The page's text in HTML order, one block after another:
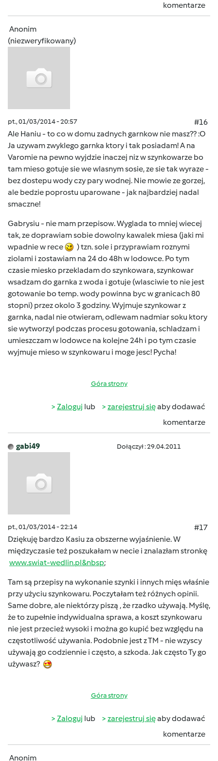
komentarze
Anonim
(niezweryfikowany)
pt., 01/03/2014 - 20:57
#16
Ale Haniu - to co w domu zadnych garnkow nie masz?? :O
Ja uzywam zwyklego garnka ktory i tak posiadam! A na
Varomie na pewno wyjdzie inaczej niz w szynkowarze bo
tam mieso gotuje sie we wlasnym sosie, ze sie tak wyraze -
bez dostepu wody czy pary wodnej. Nie mowie ze gorzej,
ale bedzie poprostu uparowane - jak najbardziej nadal
smaczne!
Gabrysiu - nie mam przepisow. Wyglada to mniej wiecej
tak, ze doprawiam sobie dowolny kawalek miesa (jaki mi
wpadnie w rece
) tzn. sole i przyprawiam roznymi
ziolami i zostawiam na 24 do 48h w lodowce. Po tym
czasie miesko przekladam do szynkowara, szynkowar
wsadzam do garnka z woda i gotuje (wlasciwie to nie jest
gotowanie bo temp. wody powinna byc w granicach 80
stopni) przez okolo 3 godziny. Wyjmuje szynkowar z
garnka, nadal nie otwieram, odlewam nadmiar soku ktory
sie wytworzyl podczas procesu gotowania, schladzam i
umieszczam w lodowce na kolejne 24h i po tym czasie
wyjmuje mieso w szynkowaru i moge jesc! Pycha!
Góra strony
Zaloguj lub zarejestruj sięaby dodawać
komentarze
gabi49 Dołączył : 29.04.2011
pt., 01/03/2014 - 22:14
#17
Dziękuję bardzo Kasiu za obszerne wyjaśnienie. W
międzyczasie też poszukałam w necie i znalazłam stronkę
www.swiat-wedlin.pl&nbsp;
Tam są przepisy na wykonanie szynki i innych mięs właśnie
przy użyciu szynkowaru. Poczytałam też różnych opinii.
Same dobre, ale niektórzy piszą , że rzadko używają. Myślę,
że to zupełnie indywidualna sprawa, a koszt szynkowaru
nie jest przecież wysoki i można go kupić bez względu na
częstotliwość używania. Podobnie jest z TM - nie wzyscy
używają go codziennie i często, a szkoda. Jak często Ty go
używasz?
Góra strony
Zaloguj lub zarejestruj sięaby dodawać
komentarze
Anonim